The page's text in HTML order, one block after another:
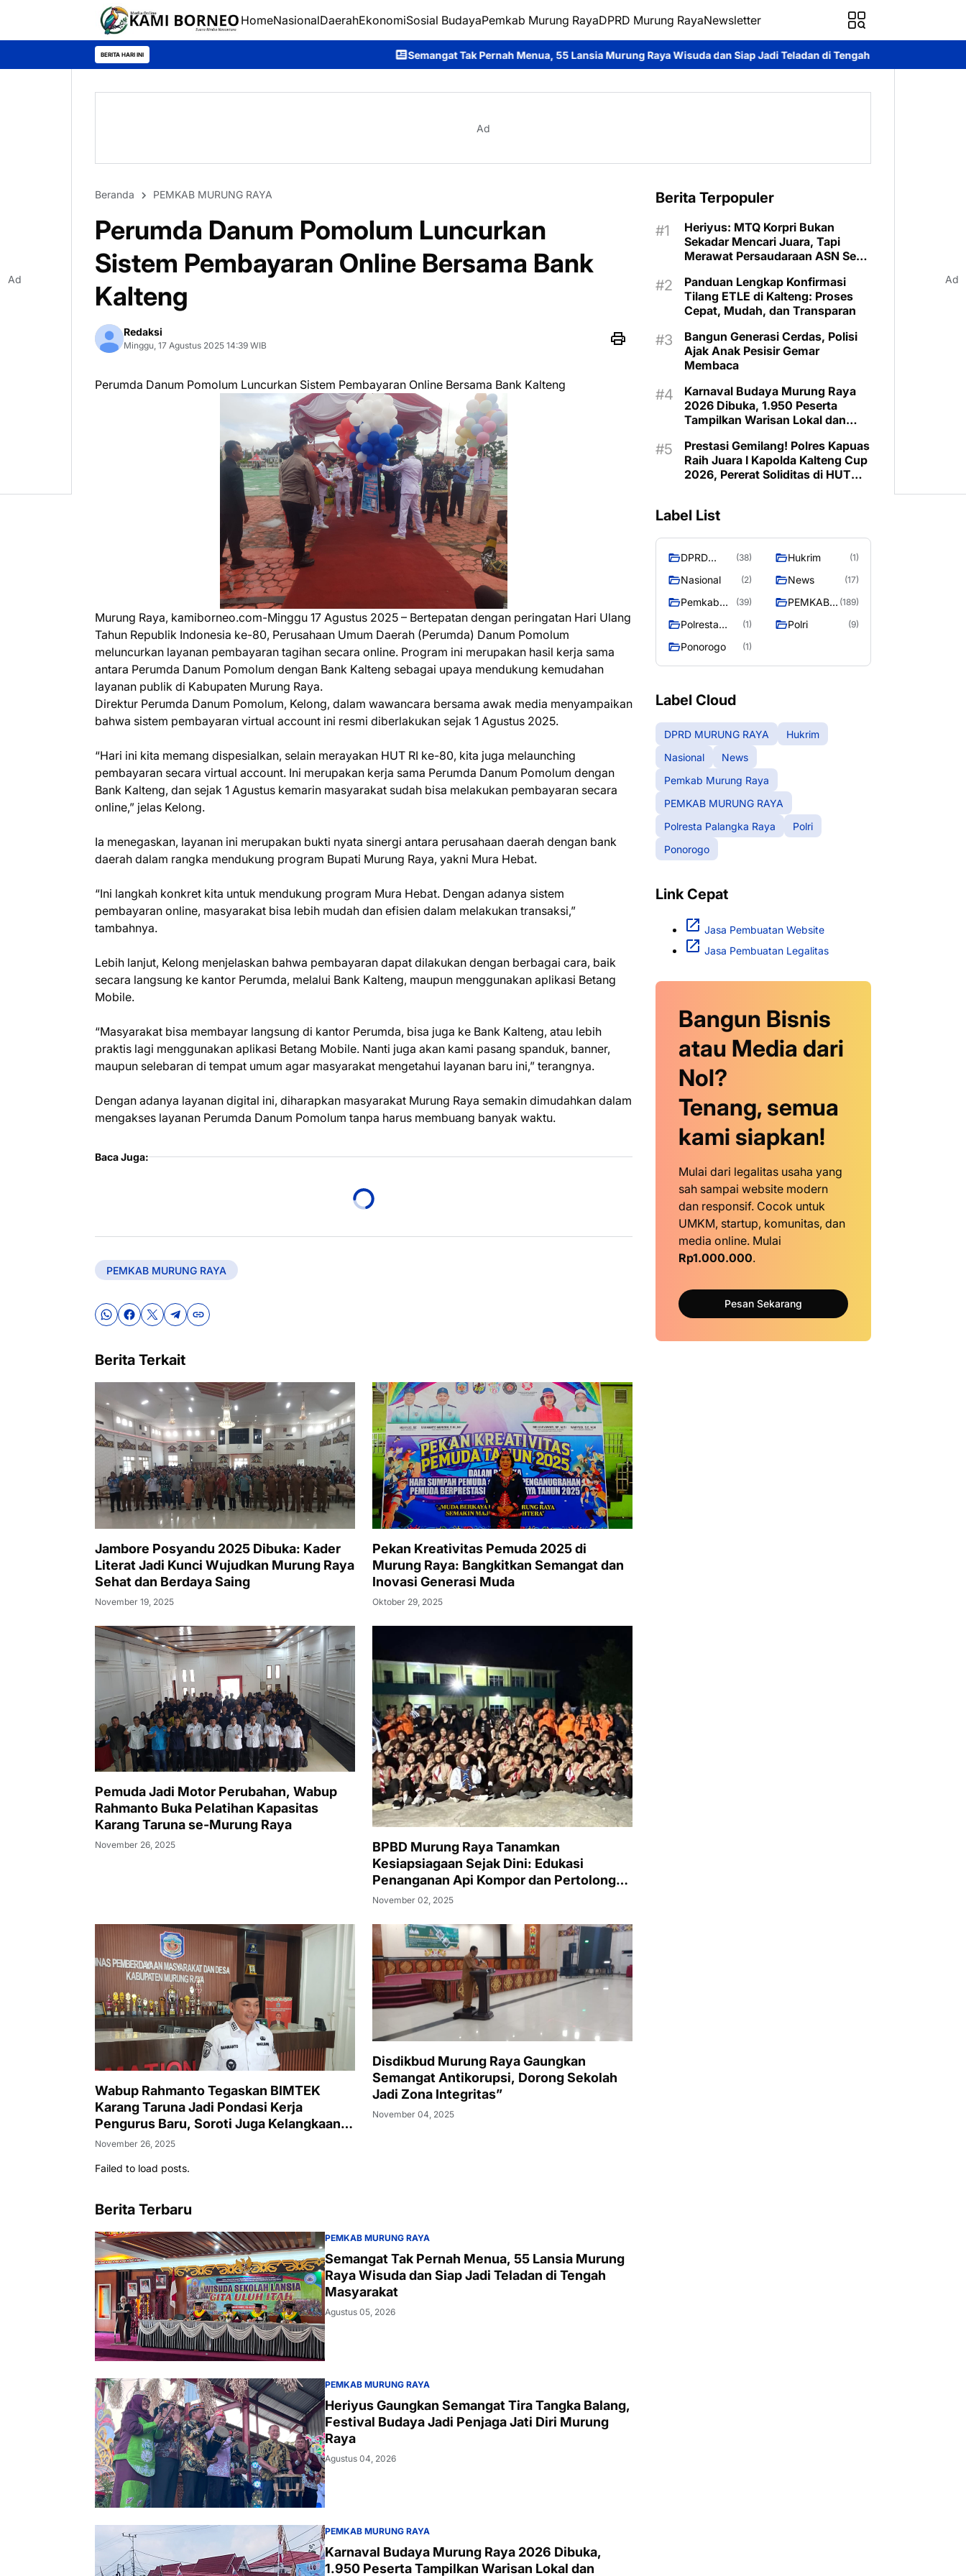
HomeNasionalDaerahEkonomiSosial BudayaPemkab Murung RayaDPRD Murung RayaNewsletter
BERITA HARI INI Semangat Tak Pernah Menua, 55 Lansia Murung Raya Wisuda dan Siap Jadi Teladan di Tengah Masyarakat Heriyus Gaungkan Semangat
Ad
Beranda PEMKAB MURUNG RAYA
Perumda Danum Pomolum Luncurkan
Sistem Pembayaran Online Bersama Bank
Kalteng
Redaksi
Minggu, 17 Agustus 2025 14:39 WIB
Perumda Danum Pomolum Luncurkan Sistem Pembayaran Online Bersama Bank Kalteng
Murung Raya, kamiborneo.com-Minggu 17 Agustus 2025 – Bertepatan dengan peringatan Hari Ulang
Tahun Republik Indonesia ke-80, Perusahaan Umum Daerah (Perumda) Danum Pomolum
meluncurkan layanan pembayaran tagihan secara online. Program ini merupakan hasil kerja sama
antara Perumda Danum Pomolum dengan Bank Kalteng sebagai upaya mendukung kemudahan
layanan publik di Kabupaten Murung Raya.
Direktur Perumda Danum Pomolum, Kelong, dalam wawancara bersama awak media menyampaikan
bahwa sistem pembayaran virtual account ini resmi diberlakukan sejak 1 Agustus 2025.
“Hari ini kita memang dispesialkan, selain merayakan HUT RI ke-80, kita juga melaunching
pembayaran secara virtual account. Ini merupakan kerja sama Perumda Danum Pomolum dengan
Bank Kalteng, dan sejak 1 Agustus kemarin masyarakat sudah bisa melakukan pembayaran secara
online,” jelas Kelong.
Ia menegaskan, layanan ini merupakan bukti nyata sinergi antara perusahaan daerah dengan bank
daerah dalam rangka mendukung program Bupati Murung Raya, yakni Mura Hebat.
“Ini langkah konkret kita untuk mendukung program Mura Hebat. Dengan adanya sistem
pembayaran online, masyarakat bisa lebih mudah dan efisien dalam melakukan transaksi,”
tambahnya.
Lebih lanjut, Kelong menjelaskan bahwa pembayaran dapat dilakukan dengan berbagai cara, baik
secara langsung ke kantor Perumda, melalui Bank Kalteng, maupun menggunakan aplikasi Betang
Mobile.
“Masyarakat bisa membayar langsung di kantor Perumda, bisa juga ke Bank Kalteng, atau lebih
praktis lagi menggunakan aplikasi Betang Mobile. Nanti juga akan kami pasang spanduk, banner,
maupun selebaran di tempat umum agar masyarakat mengetahui layanan baru ini,” terangnya.
Dengan adanya layanan digital ini, diharapkan masyarakat Murung Raya semakin dimudahkan dalam
mengakses layanan Perumda Danum Pomolum tanpa harus membuang banyak waktu.
Baca Juga:
PEMKAB MURUNG RAYA
Berita Terkait
Jambore Posyandu 2025 Dibuka: Kader
Literat Jadi Kunci Wujudkan Murung Raya
Sehat dan Berdaya Saing
November 19, 2025
Pekan Kreativitas Pemuda 2025 di
Murung Raya: Bangkitkan Semangat dan
Inovasi Generasi Muda
Oktober 29, 2025
Pemuda Jadi Motor Perubahan, Wabup
Rahmanto Buka Pelatihan Kapasitas
Karang Taruna se-Murung Raya
November 26, 2025
BPBD Murung Raya Tanamkan
Kesiapsiagaan Sejak Dini: Edukasi
Penanganan Api Kompor dan Pertolongan
Pertama di MTsN I Murung Raya
November 02, 2025
Wabup Rahmanto Tegaskan BIMTEK
Karang Taruna Jadi Pondasi Kerja
Pengurus Baru, Soroti Juga Kelangkaan
BBM di Murung Raya
November 26, 2025
Disdikbud Murung Raya Gaungkan
Semangat Antikorupsi, Dorong Sekolah
Jadi Zona Integritas”
November 04, 2025
Failed to load posts.
Berita Terbaru
PEMKAB MURUNG RAYA
Semangat Tak Pernah Menua, 55 Lansia Murung
Raya Wisuda dan Siap Jadi Teladan di Tengah
Masyarakat
Agustus 05, 2026
PEMKAB MURUNG RAYA
Heriyus Gaungkan Semangat Tira Tangka Balang,
Festival Budaya Jadi Penjaga Jati Diri Murung
Raya
Agustus 04, 2026
PEMKAB MURUNG RAYA
Karnaval Budaya Murung Raya 2026 Dibuka,
1.950 Peserta Tampilkan Warisan Lokal dan
Berita Terpopuler
Heriyus: MTQ Korpri Bukan
Sekadar Mencari Juara, Tapi
Merawat Persaudaraan ASN Se-
Panduan Lengkap Konfirmasi
Tilang ETLE di Kalteng: Proses
Cepat, Mudah, dan Transparan
Bangun Generasi Cerdas, Polisi
Ajak Anak Pesisir Gemar
Membaca
Karnaval Budaya Murung Raya
2026 Dibuka, 1.950 Peserta
Tampilkan Warisan Lokal dan
Prestasi Gemilang! Polres Kapuas
Raih Juara I Kapolda Kalteng Cup
2026, Pererat Soliditas di HUT
Label List
DPRD
RAYA
(38) Hukrim (1)
Nasional (2) News (17)
Pemkab
Raya
(39)
PEMKAB
RAYA
(189)
Polresta
Raya
(1) Polri (9)
Ponorogo (1)
Label Cloud
DPRD MURUNG RAYA
Hukrim
Nasional
News
Pemkab Murung Raya
PEMKAB MURUNG RAYA
Polresta Palangka Raya
Polri
Ponorogo
Link Cepat
Jasa Pembuatan Website
Jasa Pembuatan Legalitas
Bangun Bisnis
atau Media dari
Nol?
Tenang, semua
kami siapkan!
Mulai dari legalitas usaha yang
sah sampai website modern
dan responsif. Cocok untuk
UMKM, startup, komunitas, dan
media online. Mulai
Rp1.000.000.
Pesan Sekarang
Ad Ad